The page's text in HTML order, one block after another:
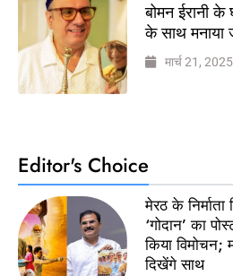
बोमन ईरानी
के साथ मनाया
मार्च 21, 2025
Editor's Choice
मेरठ के निर्माता
‘गोदान’ का
किया विमोचन;
दिखेंगे साथ